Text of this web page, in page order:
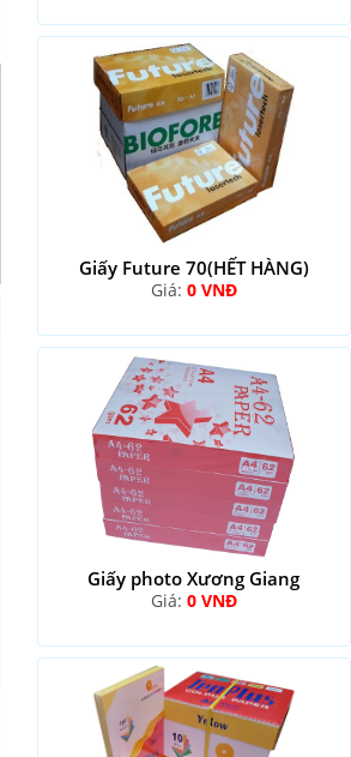
Giấy Future 70(HẾT HÀNG)
Giá: 0 VNĐ
Giấy photo Xương Giang
Giá: 0 VNĐ